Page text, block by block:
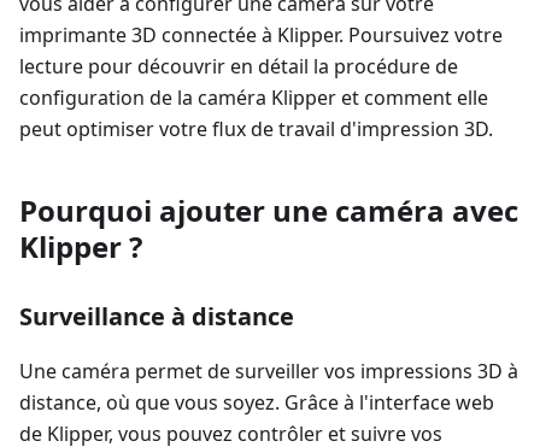
imprimante 3D connectée à Klipper. Poursuivez votre
lecture pour découvrir en détail la procédure de
configuration de la caméra Klipper et comment elle
peut optimiser votre flux de travail d'impression 3D.
Pourquoi ajouter une caméra avec
Klipper ?
Surveillance à distance
Une caméra permet de surveiller vos impressions 3D à
distance, où que vous soyez. Grâce à l'interface web
de Klipper, vous pouvez contrôler et suivre vos